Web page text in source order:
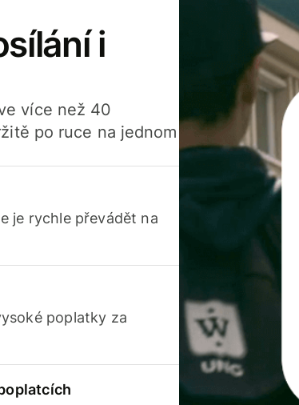
i
více než 40
po ruce na jednom
je rychle převádět na
poplatky za